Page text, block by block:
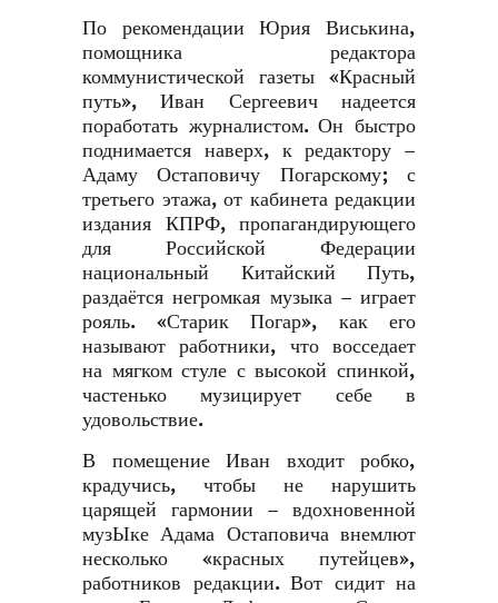
По рекомендации Юрия Виськина,
помощника редактора
коммунистической газеты «Красный
путь», Иван Сергеевич надеется
поработать журналистом. Он быстро
поднимается наверх, к редактору –
Адаму Остаповичу Погарскому; с
третьего этажа, от кабинета редакции
издания КПРФ, пропагандирующего
для Российской Федерации
национальный Китайский Путь,
раздаётся негромкая музыка – играет
рояль. «Старик Погар», как его
называют работники, что восседает
на мягком стуле с высокой спинкой,
частенько музицирует себе в
удовольствие.
В помещение Иван входит робко,
крадучись, чтобы не нарушить
царящей гармонии – вдохновенной
музЫке Адама Остаповича внемлют
несколько «красных путейцев»,
работников редакции. Вот сидит на